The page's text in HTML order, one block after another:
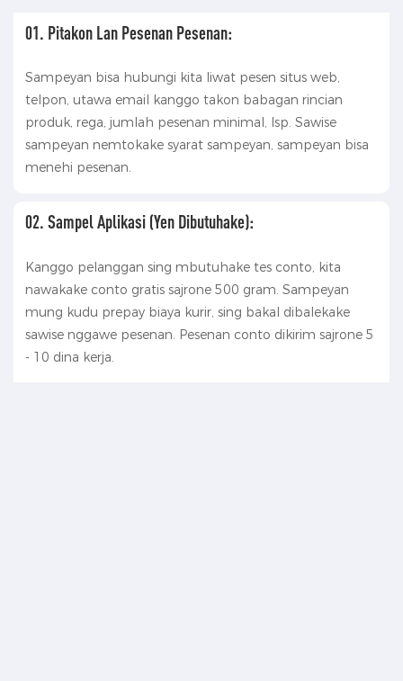
01. Pitakon Lan Pesenan Pesenan:
Sampeyan bisa hubungi kita liwat pesen situs web,
telpon, utawa email kanggo takon babagan rincian
produk, rega, jumlah pesenan minimal, lsp. Sawise
sampeyan nemtokake syarat sampeyan, sampeyan bisa
menehi pesenan.
02. Sampel Aplikasi (yen Dibutuhake):
Kanggo pelanggan sing mbutuhake tes conto, kita
nawakake conto gratis sajrone 500 gram. Sampeyan
mung kudu prepay biaya kurir, sing bakal dibalekake
sawise nggawe pesenan. Pesenan conto dikirim sajrone 5
- 10 dina kerja.